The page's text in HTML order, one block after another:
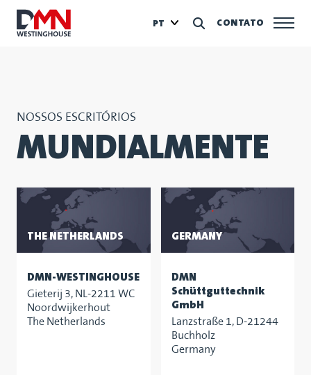
CONTATO
PT
NOSSOS ESCRITÓRIOS
MUNDIALMENTE
THE NETHERLANDS
DMN-WESTINGHOUSE
Gieterij 3, NL-2211 WC
Noordwijkerhout
The Netherlands
GERMANY
DMN
Schüttguttechnik
GmbH
Lanzstraße 1, D-21244
Buchholz
Germany